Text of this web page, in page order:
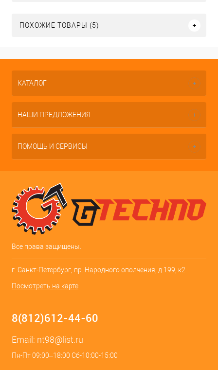
ПОХОЖИЕ ТОВАРЫ (5)
КАТАЛОГ
НАШИ ПРЕДЛОЖЕНИЯ
ПОМОЩЬ И СЕРВИСЫ
Все права защищены.
г. Санкт-Петербург, пр. Народного ополчения, д.199, к2
Посмотреть на карте
8(812)612-44-60
Email: nt98@list.ru
Пн-Пт 09:00–18:00 Сб-10:00-15:00